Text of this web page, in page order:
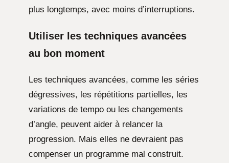
plus longtemps, avec moins d’interruptions.
Utiliser les techniques avancées
au bon moment
Les techniques avancées, comme les séries
dégressives, les répétitions partielles, les
variations de tempo ou les changements
d’angle, peuvent aider à relancer la
progression. Mais elles ne devraient pas
compenser un programme mal construit.